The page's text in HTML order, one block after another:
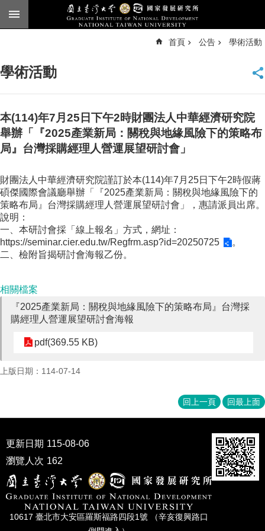
跳到主要內容區塊
臺
頁
English
公
本
所
簡
介
本
所
員
博
士
士
職
班
學
術
研
究
國
首頁 公告 學術活動
學術活動
本(114)年7月25日下午2時財團法人中華經濟研究院
舉辦「『2025產業新局：關稅與地緣風險下的策略布
局』台灣採購經理人營運展望研討會」
財團法人中華經濟研究院謹訂於本(114)年7月25日下午2時假蔣
碩傑國際會議廳舉辦「『2025產業新局：關稅與地緣風險下的
策略布局』台灣採購經理人營運展望研討會」，惠請派員出席。
說明：
一、本研討會採「線上報名」方式，網址：
https://seminar.cier.edu.tw/Regfrm.asp?id=20250725
。
二、檢附旨揭研討會海報乙份。
相關檔案
『2025產業新局：關稅與地緣風險下的策略布局』台灣採
購經理人營運展望研討會海報
pdf(369.55 KB)
上版日期：114-07-14
回上一頁 回最上面
更新日期 115-08-06
瀏覽人次 162
10617 臺北市⼤安區羅斯福路四段1號 （辛亥復興路⼝